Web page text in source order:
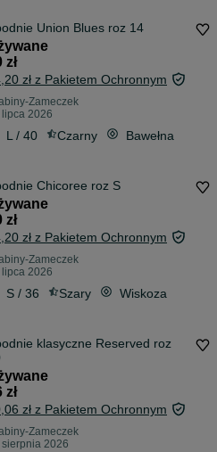
Spodnie Union Blues roz 14
zł
zł z Pakietem Ochronnym
Zameczek
2026
L / 40 Czarny Bawełna
Chicoree roz S
zł
zł z Pakietem Ochronnym
Zameczek
lipca 2026
S / 36 Szary Wiskoza
klasyczne Reserved roz
zł
zł z Pakietem Ochronnym
Zameczek
2026